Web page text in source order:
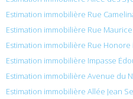
Estimation immobilière Rue
Estimation immobilière Rue
Estimation immobilière Rue Honore
Estimation immobilière Impasse
Estimation immobilière Avenue du
Estimation immobilière Allée Jean